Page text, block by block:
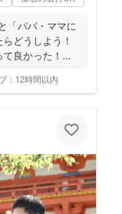
「パパ・ママに
どうしよう！
良かった！未
： 12時間以内